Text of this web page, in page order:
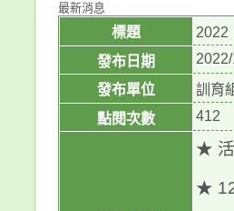
最新消息
標題
2022
發布日期
發布單位
訓育
點閱次數
412
★
★